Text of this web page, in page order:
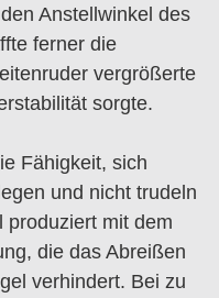
Anstellwinkel des
ferner die
vergrößerte
sorgte.
Fähigkeit, sich
und nicht trudeln
produziert mit dem
die das Abreißen
verhindert. Bei zu